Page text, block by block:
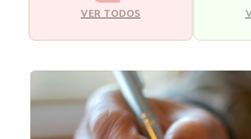
VER TODOS